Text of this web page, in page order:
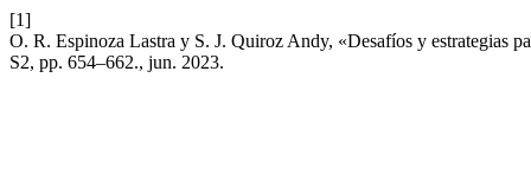
[1]
O. R. Espinoza Lastra y S. J. Quiroz Andy, «Desafíos y estrategias
S2, pp. 654–662., jun. 2023.